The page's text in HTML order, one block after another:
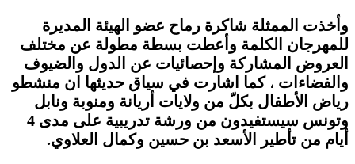
وأخذت الممثلة شاكرة رماح عضو الهيئة المديرة
للمهرجان الكلمة وأعطت بسطة مطولة عن مختلف
العروض المشاركة وإحصائيات عن الدول والضيوف
والفضاءات ،كما اشارت في سياق حديثها ان منشطو
رياض الأطفال بكلّ من ولايات أريانة ومنوبة ونابل
وتونس سيستفيدون من ورشة تدريبية على مدى 4
أيام من تأطير الأسعد بن حسين وكمال العلاوي.